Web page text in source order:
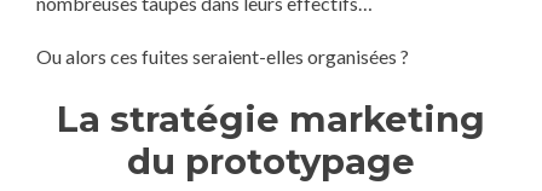
Ou alors ces fuites seraient-elles organisées ?
La stratégie marketing
du prototypage